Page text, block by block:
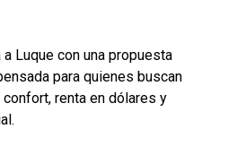
Luque con una propuesta
para quienes buscan
renta en dólares y